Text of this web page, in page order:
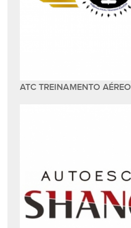
ATC TREINAMENTO AÉREO